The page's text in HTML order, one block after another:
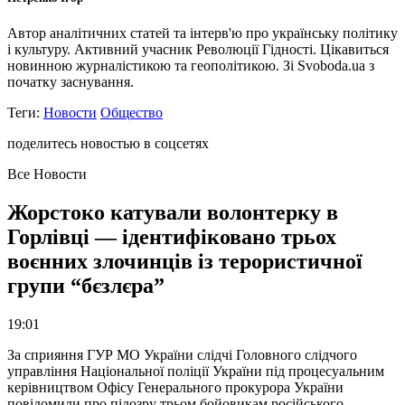
Автор аналітичних статей та інтерв'ю про українську політику
і культуру. Активний учасник Революції Гідності. Цікавиться
новинною журналістикою та геополітикою. Зі Svoboda.ua з
початку заснування.
Теги: Новости Общество
поделитесь новостью в соцсетях
Все Новости
Жорстоко катували волонтерку в
Горлівці — ідентифіковано трьох
воєнних злочинців із терористичної
групи “бєзлєра”
19:01
За сприяння ГУР МО України слідчі Головного слідчого
управління Національної поліції України під процесуальним
керівництвом Офісу Генерального прокурора України